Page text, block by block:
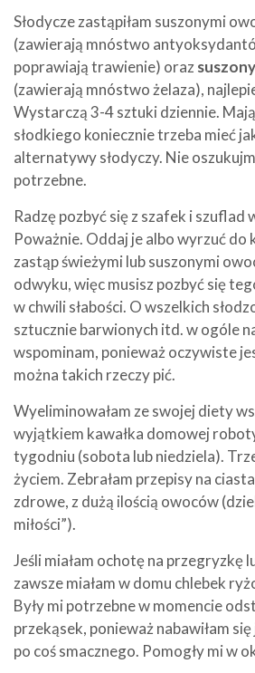
Słodycze zastąpiłam suszonymi
(zawierają mnóstwo
poprawiają trawienie) oraz
(zawierają mnóstwo żelaza),
Wystarczą 3-4 sztuki dziennie.
słodkiego koniecznie trzeba mieć
alternatywy słodyczy. Nie
potrzebne.
Radzę pozbyć się z szafek i szuflad
Poważnie. Oddaj je albo wyrzuć do
zastąp świeżymi lub suszonymi
odwyku, więc musisz pozbyć się
w chwili słabości. O wszelkich
sztucznie barwionych itd. w ogóle
wspominam, ponieważ oczywiste
można takich rzeczy pić.
Wyeliminowałam ze swojej diety
wyjątkiem kawałka domowej
tygodniu (sobota lub niedziela).
życiem. Zebrałam przepisy na
zdrowe, z dużą ilością owoców
miłości”).
Jeśli miałam ochotę na przegryzkę
zawsze miałam w domu chlebek
Były mi potrzebne w momencie
przekąsek, ponieważ nabawiłam
po coś smacznego. Pomogły mi w